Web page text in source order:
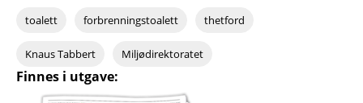
toalett forbrenningstoalett thetford
Knaus Tabbert Miljødirektoratet
Finnes i utgave: